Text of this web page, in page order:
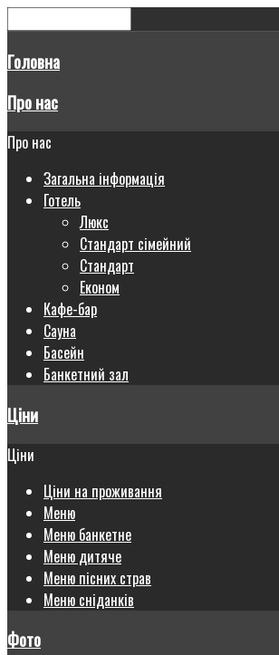
Головна
Про нас
Про нас
Загальна інформація
Готель
Люкс
Стандарт сімейний
Стандарт
Економ
Кафе-бар
Сауна
Басейн
Банкетний зал
Ціни
Ціни
Ціни на проживання
Меню
Меню банкетне
Меню дитяче
Меню пісних страв
Меню сніданків
Фото